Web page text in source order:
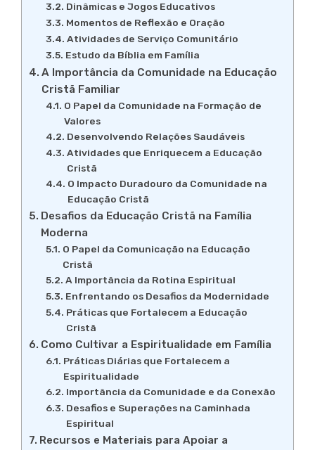
Dinâmicas e Jogos Educativos
Momentos de Reflexão e Oração
Atividades de Serviço Comunitário
Estudo da Bíblia em Família
A Importância da Comunidade na Educação
Cristã Familiar
O Papel da Comunidade na Formação de
Valores
Desenvolvendo Relações Saudáveis
Atividades que Enriquecem a Educação
Cristã
O Impacto Duradouro da Comunidade na
Educação Cristã
Desafios da Educação Cristã na Família
Moderna
O Papel da Comunicação na Educação
Cristã
A Importância da Rotina Espiritual
Enfrentando os Desafios da Modernidade
Práticas que Fortalecem a Educação
Cristã
Como Cultivar a Espiritualidade em Família
Práticas Diárias que Fortalecem a
Espiritualidade
Importância da Comunidade e da Conexão
Desafios e Superações na Caminhada
Espiritual
Recursos e Materiais para Apoiar a